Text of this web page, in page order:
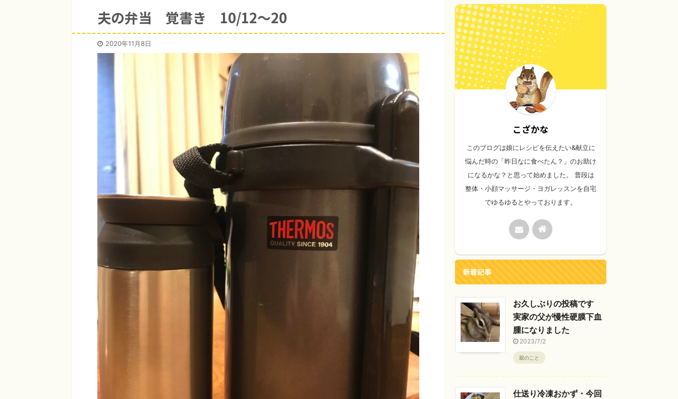
夫の弁当 覚書き 10/12〜20
2020年11月8日
こざかな
このブログは娘にレシピを伝えたい&献立に
悩んだ時の「昨日なに食べたん？」のお助け
になるかな？と思って始めました。 普段は
整体・小顔マッサージ・ヨガレッスンを自宅
でゆるゆるとやっております。
新着記事
お久しぶりの投稿です
実家の父が慢性硬膜下血
腫になりました
2023/7/2
親のこと
仕送り冷凍おかず・今回